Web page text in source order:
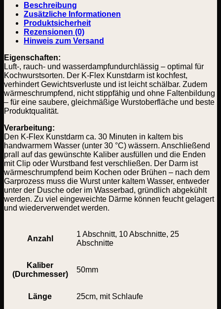
Beschreibung
Zusätzliche Informationen
Produktsicherheit
Rezensionen (0)
Hinweis zum Versand
Eigenschaften:
Luft-, rauch- und wasserdampfundurchlässig – optimal für
Kochwurstsorten. Der K-Flex Kunstdarm ist kochfest,
verhindert Gewichtsverluste und ist leicht schälbar. Zudem
wärmeschrumpfend, nicht stippfähig und ohne Faltenbildung
– für eine saubere, gleichmäßige Wurstoberfläche und beste
Produktqualität.
Verarbeitung:
Den K-Flex Kunstdarm ca. 30 Minuten in kaltem bis
handwarmem Wasser (unter 30 °C) wässern. Anschließend
prall auf das gewünschte Kaliber ausfüllen und die Enden
mit Clip oder Wurstband fest verschließen. Der Darm ist
wärmeschrumpfend beim Kochen oder Brühen – nach dem
Garprozess muss die Wurst unter kaltem Wasser, entweder
unter der Dusche oder im Wasserbad, gründlich abgekühlt
werden. Zu viel eingeweichte Därme können feucht gelagert
und wiederverwendet werden.
Anzahl
1 Abschnitt, 10 Abschnitte, 25
Abschnitte
Kaliber
(Durchmesser)
50mm
Länge 25cm, mit Schlaufe